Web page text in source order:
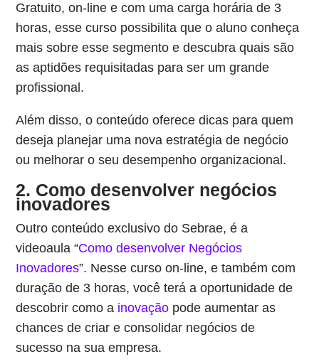
Gratuito, on-line e com uma carga horária de 3
horas, esse curso possibilita que o aluno conheça
mais sobre esse segmento e descubra quais são
as aptidões requisitadas para ser um grande
profissional.
Além disso, o conteúdo oferece dicas para quem
deseja planejar uma nova estratégia de negócio
ou melhorar o seu desempenho organizacional.
2. Como desenvolver negócios
inovadores
Outro conteúdo exclusivo do Sebrae, é a
videoaula “Como desenvolver Negócios
Inovadores”. Nesse curso on-line, e também com
duração de 3 horas, você terá a oportunidade de
descobrir como a inovação pode aumentar as
chances de criar e consolidar negócios de
sucesso na sua empresa.